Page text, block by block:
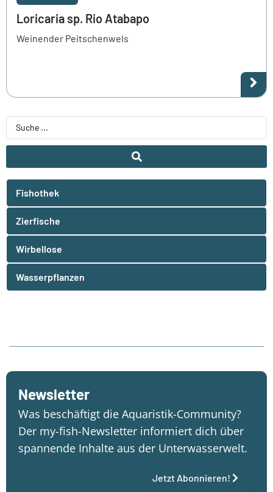
Loricaria sp. Rio Atabapo
Weinender Peitschenwels
Fishothek
Zierfische
Wirbellose
Wasserpflanzen
Newsletter
Was beschäftigt die Aquaristik-Community?
Der my-fish-Newsletter informiert dich über
spannende Inhalte aus der Unterwasserwelt.
Jetzt Abonnieren!